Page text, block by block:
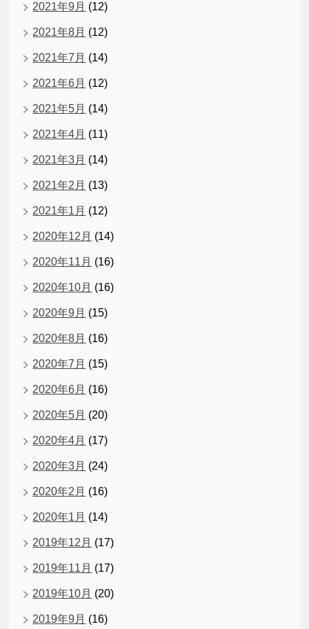
2021年9月 (12)
2021年8月 (12)
2021年7月 (14)
2021年6月 (12)
2021年5月 (14)
2021年4月 (11)
2021年3月 (14)
2021年2月 (13)
2021年1月 (12)
2020年12月 (14)
2020年11月 (16)
2020年10月 (16)
2020年9月 (15)
2020年8月 (16)
2020年7月 (15)
2020年6月 (16)
2020年5月 (20)
2020年4月 (17)
2020年3月 (24)
2020年2月 (16)
2020年1月 (14)
2019年12月 (17)
2019年11月 (17)
2019年10月 (20)
2019年9月 (16)